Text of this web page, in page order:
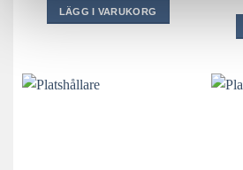
LÄGG I VARUKORG